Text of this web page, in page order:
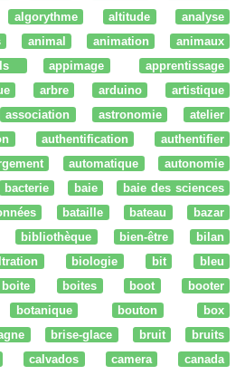
algorythme altitude
analyse
animal animation
animaux
appimage
apprentissage
arbre arduino
artistique
association astronomie
atelier
authentification
authentifier
automatique
autonomie
bacterie baie
baie des sciences
bataille bateau
bazar
bibliothèque bien-être
bilan
biologie bit
bleu
boite boites boot
booter
botanique bouton
box
brise-glace bruit
bruits
calvados camera
canada